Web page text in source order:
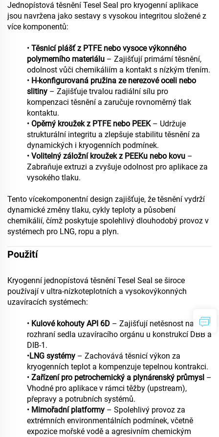
Jednopístová těsnění Tesel Seal pro kryogenní aplikace
jsou navržena jako sestavy s vysokou integritou složené z
více komponentů:
• Těsnicí plášť z PTFE nebo vysoce výkonného
polymerního materiálu – Zajišťují primární těsnění,
odolnost vůči chemikáliím a kontakt s nízkým třením.
• H-konfigurovaná pružina ze nerezové oceli nebo
slitiny – Zajišťuje trvalou radiální sílu pro
kompenzaci těsnění a zaručuje rovnoměrný tlak
kontaktu.
• Opěrný kroužek z PTFE nebo PEEK – Udržuje
strukturální integritu a zlepšuje stabilitu těsnění za
dynamických i kryogenních podmínek.
• Volitelný záložní kroužek z PEEKu nebo kovu –
Zabraňuje extruzi a zvyšuje odolnost pro aplikace za
vysokého tlaku.
Tento vícekomponentní design zajišťuje, že těsnění vydrží
dynamické změny tlaku, cykly teploty a působení
chemikálií, čímž poskytuje spolehlivý dlouhodobý provoz v
systémech pro LNG, ropu a plyn.
Použití
Kryogenní jednopístová těsnění Tesel Seal se široce
používají v ultra-nízkoteplotních a vysokovýkonných
uzavíracích systémech:
• Kulové kohouty API 6D – Zajišťují netěsnost na
rozhraní sedla uzavíracího orgánu u konstrukcí DBB a
DIB-1.
•LNG systémy – Zachovává těsnicí výkon za
kryogenních teplot a kompenzuje tepelnou kontrakci.
• Zařízení pro petrochemický a plynárenský průmysl –
Vhodné pro aplikace v rámci těžby (upstream),
přepravy a potrubních systémů.
• Mimořadní platformy – Spolehlivý provoz za
extrémních environmentálních podmínek, včetně
expozice mořské vodě a agresivním chemickým